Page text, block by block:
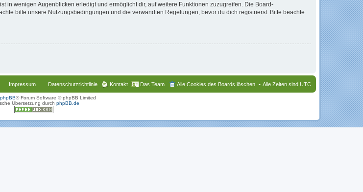
in wenigen Augenblicken erledigt und ermöglicht dir, auf weitere Funktionen zuzugreifen. Die Board-
bitte unsere Nutzungsbedingungen und die verwandten Regelungen, bevor du dich registrierst. Bitte beachte
Alle Zeiten sind UTC
Alle Cookies des Boards löschen
Das Team
Kontakt
Datenschutzrichtlinie
Impressum
phpBB® Forum Software © phpBB Limited
Übersetzung durch phpBB.de